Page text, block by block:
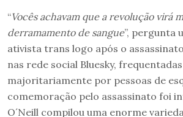
“Vocês achavam que a revolução virá
derramamento de sangue”, pergunta
ativista trans logo após o
nas rede social Bluesky, frequentadas
majoritariamente por pessoas de
comemoração pelo assassinato foi
O´Neill compilou uma enorme